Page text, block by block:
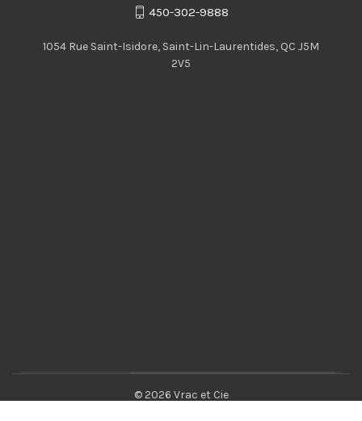
450-302-9888
1054 Rue Saint-Isidore, Saint-Lin-Laurentides, QC J5M
2V5
© 2026 Vrac et Cie